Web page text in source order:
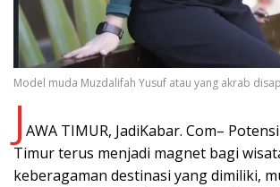
Model muda Muzdalifah Yusuf atau yang akrab
JAWA TIMUR, JadiKabar. Com–
Timur terus menjadi magnet bagi
keberagaman destinasi yang dimiliki,